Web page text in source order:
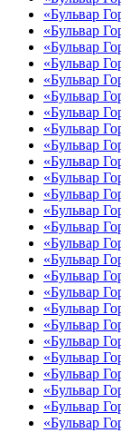
«Бульвар
«Бульвар
«Бульвар
«Бульвар
«Бульвар
«Бульвар
«Бульвар
«Бульвар
«Бульвар
«Бульвар
«Бульвар
«Бульвар
«Бульвар
«Бульвар
«Бульвар
«Бульвар
«Бульвар
«Бульвар
«Бульвар
«Бульвар
«Бульвар
«Бульвар
«Бульвар
«Бульвар
«Бульвар
«Бульвар